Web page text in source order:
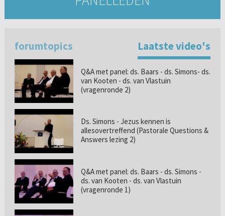
forumtopics Laatste video's
Q&A met panel: ds. Baars - ds. Simons- ds.
van Kooten - ds. van Vlastuin
(vragenronde 2)
Ds. Simons - Jezus kennen is
allesovertreffend (Pastorale Questions &
Answers lezing 2)
Q&A met panel: ds. Baars - ds. Simons -
ds. van Kooten - ds. van Vlastuin
(vragenronde 1)